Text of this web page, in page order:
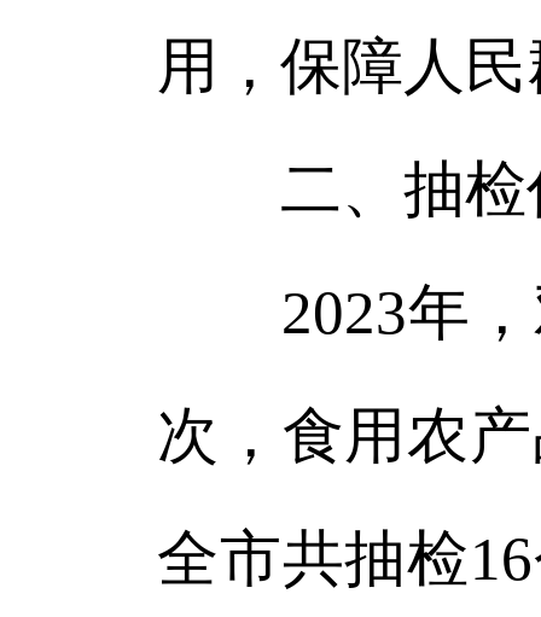
用，保障人
二、抽检
2023年，
次，食用农
全市共抽检